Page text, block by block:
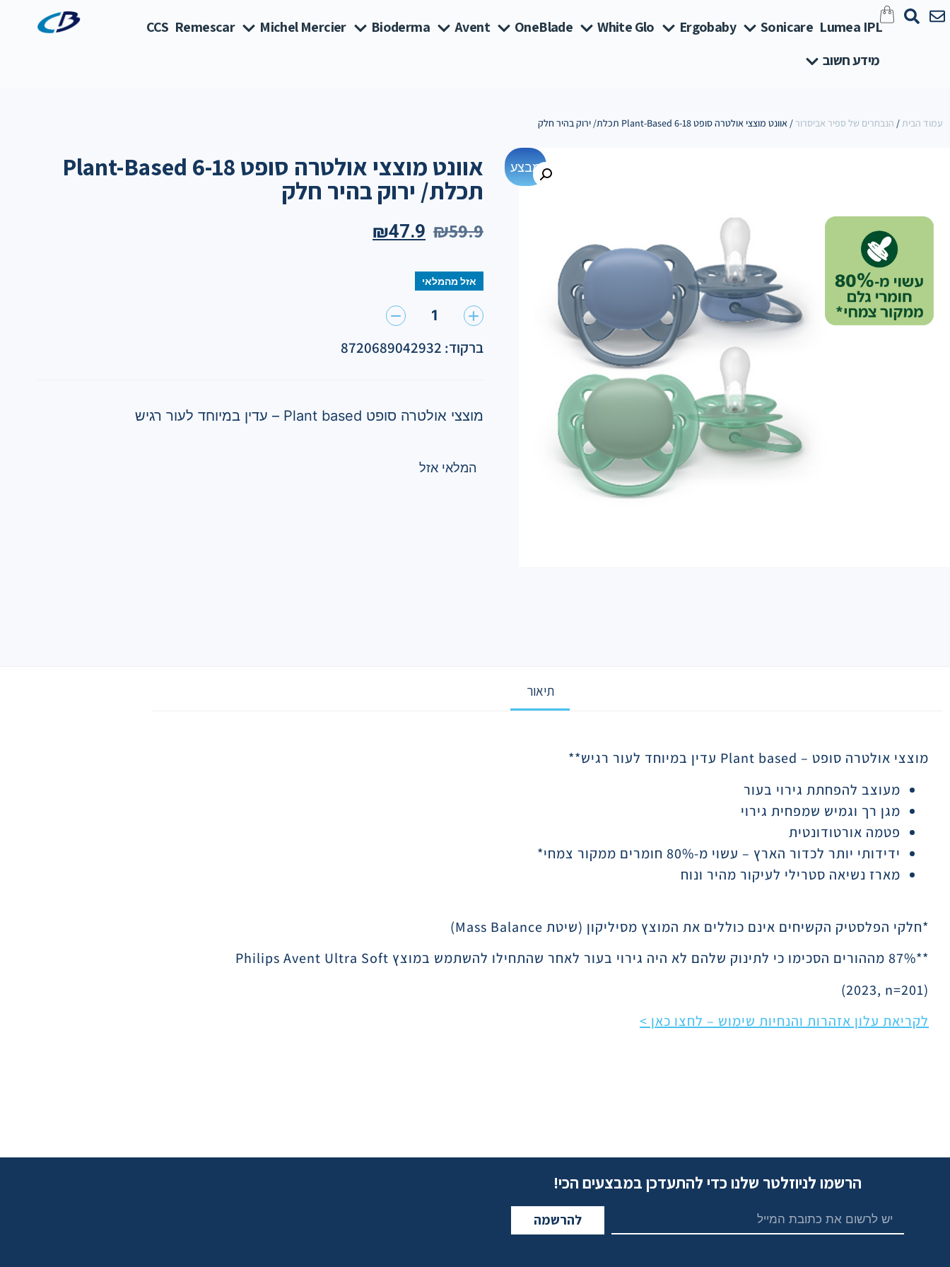
Lumea IPL
Sonicare
Ergobaby
White Glo
OneBlade
Avent
Bioderma
Michel Mercier
Remescar
CCS
מידע חשוב
עמוד הבית/ הנבחרים של ספיר אביסרור/ אוונט מוצצי אולטרה סופט Plant-Based 6-18 תכלת/ ירוק בהיר חלק
מבצע אוונט מוצצי אולטרה סופט Plant-Based 6-18
תכלת/ ירוק בהיר חלק
₪59.9
₪47.9
אזל מהמלאי
1
ברקוד: 8720689042932
מוצצי אולטרה סופט Plant based – עדין במיוחד לעור רגיש
המלאי אזל
תיאור
מוצצי אולטרה סופט Plant based – עדין במיוחד לעור רגיש**
מעוצב להפחתת גירוי בעור
מגן רך וגמיש שמפחית גירוי
פטמה אורטודונטית
ידידותי יותר לכדור הארץ – עשוי מ-80% חומרים ממקור צמחי*
מארז נשיאה סטרילי לעיקור מהיר ונוח
*חלקי הפלסטיק הקשיחים אינם כוללים את המוצץ מסיליקון (שיטת Mass Balance
)
**87% מההורים הסכימו כי לתינוק שלהם לא היה גירוי בעור לאחר שהתחילו להשתמש במוצץ
Philips Avent Ultra Soft
(2023, n=201)
לקריאת עלון אזהרות והנחיות שימוש – לחצו כאן >
הרשמו לניוזלטר שלנו כדי להתעדכן במבצעים הכי!
להרשמה